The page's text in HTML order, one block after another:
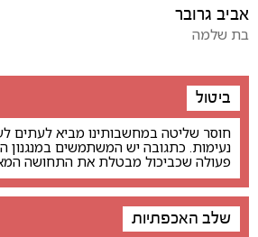
אביב גרובר
בת שלמה
ביטול
חוסר שליטה במחשבותינו מביא לעתים
נעימות. כתגובה יש המשתמשים במנגנון
פעולה שכביכול מבטלת את התחושה
שלב האכפתיות